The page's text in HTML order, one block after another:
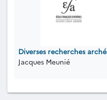
Diverses recherches
Jacques Meunié